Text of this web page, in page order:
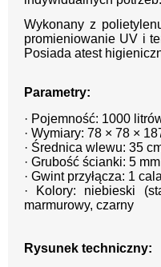
Wykonany z
promieniowanie UV i
Posiada atest
Parametry:
· Pojemność: 1000
· Wymiary: 78 × 78 ×
· Średnica wlewu: 35
· Grubość ścianki: 5 mm
· Gwint przyłącza: 1 cala
· Kolory: niebieski
marmurowy, czarny
Rysunek techniczny: